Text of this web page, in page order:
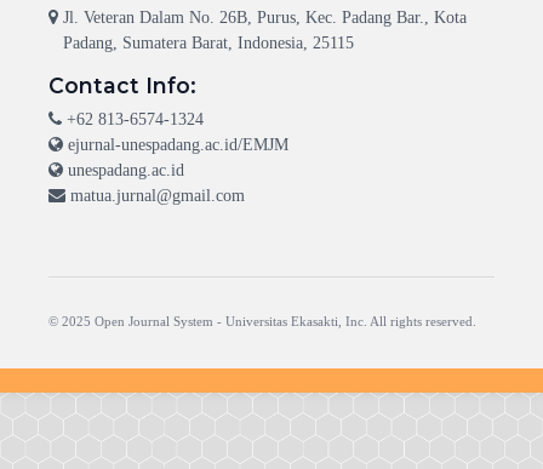
Jl. Veteran Dalam No. 26B, Purus, Kec. Padang Bar., Kota
Padang, Sumatera Barat, Indonesia, 25115
Contact Info:
+62 813-6574-1324
ejurnal-unespadang.ac.id/EMJM
unespadang.ac.id
matua.jurnal@gmail.com
© 2025 Open Journal System - Universitas Ekasakti, Inc. All rights reserved.